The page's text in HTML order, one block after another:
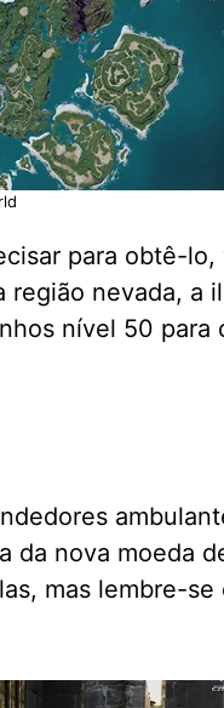
para obtê-lo,
nevada, a
nível 50 para
da nova moeda
mas lembre-